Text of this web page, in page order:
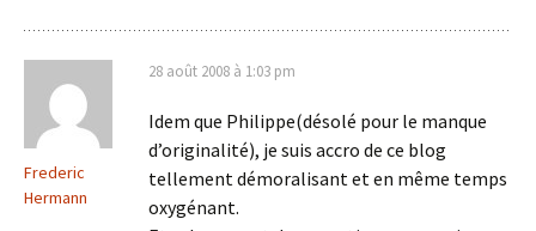
Frederic
Hermann
28 août 2008 à 1:03 pm
Idem que Philippe(désolé pour le manque
d’originalité), je suis accro de ce blog
tellement démoralisant et en même temps
oxygénant.